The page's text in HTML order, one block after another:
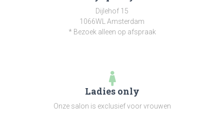
Dijlehof 15
1066WL Amsterdam
* Bezoek alleen op afspraak
Ladies only
Onze salon is exclusief voor vrouwen